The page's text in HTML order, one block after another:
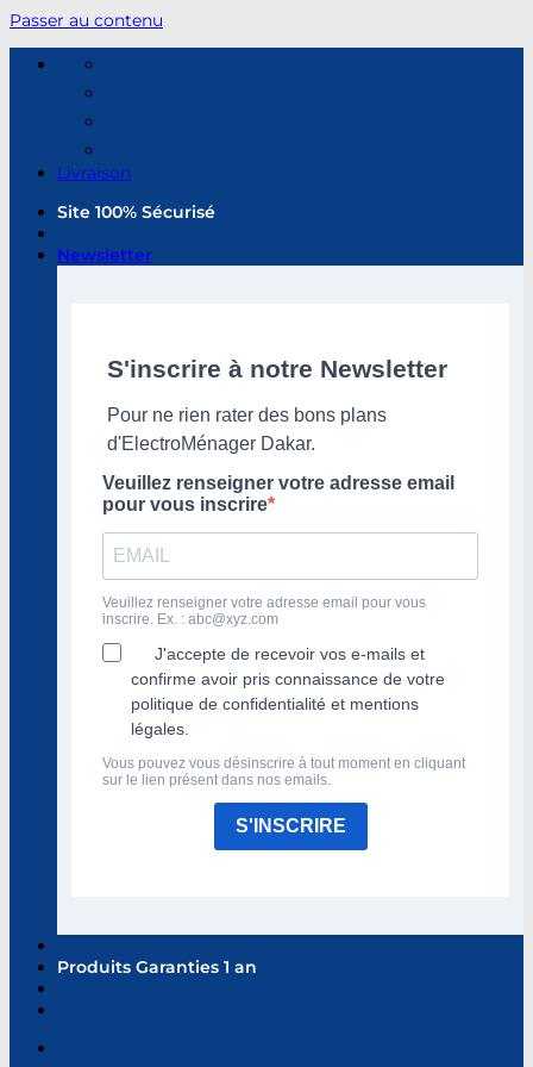
Passer au contenu
Livraison
Site 100% Sécurisé
Newsletter
S'inscrire à notre Newsletter
Pour ne rien rater des bons plans
d'ElectroMénager Dakar.
Veuillez renseigner votre adresse email
pour vous inscrire
Veuillez renseigner votre adresse email pour vous
inscrire. Ex. : abc@xyz.com
J'accepte de recevoir vos e-mails et
confirme avoir pris connaissance de votre
politique de confidentialité et mentions
légales.
Vous pouvez vous désinscrire à tout moment en cliquant
sur le lien présent dans nos emails.
S'INSCRIRE
Produits Garanties 1 an